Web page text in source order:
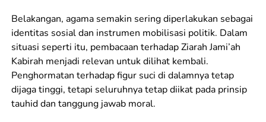
Belakangan, agama semakin sering diperlakukan sebagai
identitas sosial dan instrumen mobilisasi politik. Dalam
situasi seperti itu, pembacaan terhadap Ziarah Jami’ah
Kabirah menjadi relevan untuk dilihat kembali.
Penghormatan terhadap figur suci di dalamnya tetap
dijaga tinggi, tetapi seluruhnya tetap diikat pada prinsip
tauhid dan tanggung jawab moral.